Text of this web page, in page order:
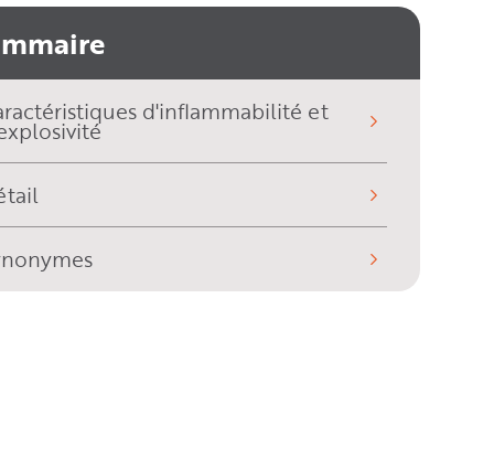
d'inflammabilité et